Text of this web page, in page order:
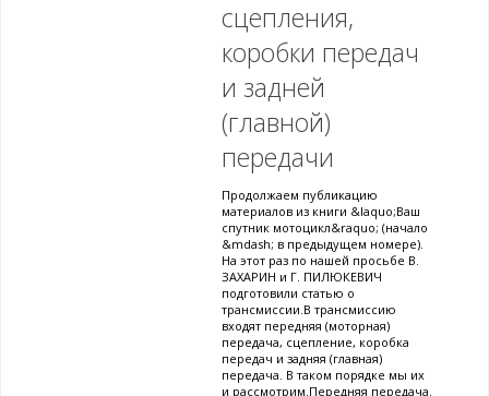
сцепления,
коробки передач
и задней
(главной)
передачи
Продолжаем публикацию
материалов из книги &laquo;Ваш
спутник мотоцикл&raquo; (начало
&mdash; в предыдущем номере).
На этот раз по нашей просьбе В.
ЗАХАРИН и Г. ПИЛЮКЕВИЧ
подготовили статью о
трансмиссии.В трансмиссию
входят передняя (моторная)
передача, сцепление, коробка
передач и задняя (главная)
передача. В таком порядке мы их
и рассмотрим.Передняя передача.